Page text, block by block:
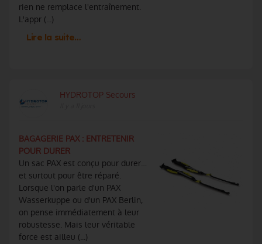
rien ne remplace l'entraînement.
L'appr (...)
Lire la suite…
HYDROTOP Secours
BAGAGERIE PAX : ENTRETENIR
POUR DURER
Un sac PAX est conçu pour durer…
et surtout pour être réparé.
Lorsque l'on parle d'un PAX
Wasserkuppe ou d'un PAX Berlin,
on pense immédiatement à leur
robustesse. Mais leur véritable
force est ailleu (...)